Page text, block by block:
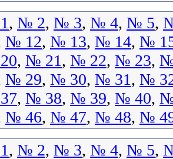
, № 2, № 3, № 4, № 5,
№ 12, № 13, № 14, №
, № 21, № 22, № 23,
№ 29, № 30, № 31, №
, № 38, № 39, № 40,
№ 46, № 47, № 48, №
, № 2, № 3, № 4, № 5,